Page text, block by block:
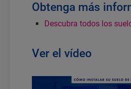
Obtenga más
Descubra todos los
Ver el vídeo